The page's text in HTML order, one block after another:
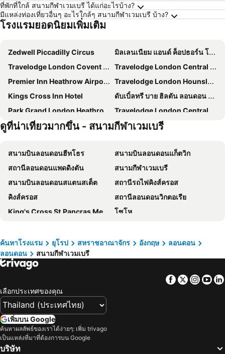
ที่พักที่ใกล้ สนามกีฬาเวมเบรี ได้แก่อะไรบ้าง?
มีแหล่งท่องเที่ยวอื่นๆ อะไรใกล้ๆ สนามกีฬาเวมเบรี บ้าง?
โรงแรมยอดนิยมเพิ่มเติม
Zedwell Piccadilly Circus
มิลเลนเนียม แอนด์ ค็อปธอร์น โฮเทลส์ แอท เชลซี ฟุตบอล คลับ
Travelodge London Covent Garden
Travelodge London Central City Road
Premier Inn Heathrow Airport Terminal 4
Travelodge London Hounslow
Kings Cross Inn Hotel
ดับเบิ้ลทรี บาย ฮิลตัน ลอนดอน ด็อกแลนด์ ริเวอร์ไซด์
Park Grand London Heathrow Hotel
Travelodge London Central Euston
Strand Palace
โรงแรมเดอะ รอยัล เนชั่นแนล
โรงแรมเอลเลน เคนซิงตัน
Hilton London Canary Wharf
ฮิลตัน ลอนดอน แพดดิงตัน
ปาร์ค แกรนด์ ลอนดอน ไฮด์ปาร์ค
Best Western London Heathrow Ariel Hotel
Hotel Riu Plaza London The Westminster
Kip Hotel
Holiday Inn Express London - Limehouse By Ihg
Assembly Leicester Square
Zedwell Underground Hotel Tottenham Court Rd
โรงแรมการ์เดนวิว
เมอร์เคียว ลอนดอน แพดดิงตัน
The Wesley Euston
Travelodge London Kings Cross Royal Scot
Park Avenue Bayswater Inn Hyde Park
TRIBE London Canary Wharf
The Drey - Kensington, Earl's Court
City London Hotel
Radisson Blu Hotel, London Mercer Street
ดูที่น่าเที่ยวมากขึ้น - สนามกีฬาเวมเบรี
สนามบินลอนดอนฮีทโธร
สนามบินลอนดอนแก็ตวิก
สถานีลอนดอนแพดดิงตัน
สนามกีฬาเวมเบรี
สนามบินลอนดอนสแตนสเต็ต
สถานีรถไฟคิงส์ครอส
คิงส์ครอส
สถานีลอนดอนวิกตอเรีย
King's Cross St.Pancras Metro Station
โซโห
Angel Metro Station
รถไฟใต้ดินลอนดอน
สถานนานาชาติเซนตแพนคราส
ธอร์ปพาร์
เออลส์มาร์โก
Euston Station
Heathrow Terminals 123 Metro Station
สนามบินนานาชาติเบอร์มิงแฮม
ค้นหาโรงแรม ยุโรป สหราชอาณาจักร อังกฤษ
ลอนดอน
ลอนดอน
สนามกีฬาเวมเบรี
Facebook
Twitter
เลือกประเทศของคุณ
เพิ่มบน Google
ค้นหาผลลัพธ์ของเราได้ง่ายๆ: เพิ่ม trivago
เป็นแหล่งที่มาที่ต้องการบน Google
บริษัท